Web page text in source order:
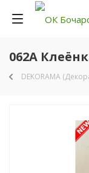
062A
DEKORAMA